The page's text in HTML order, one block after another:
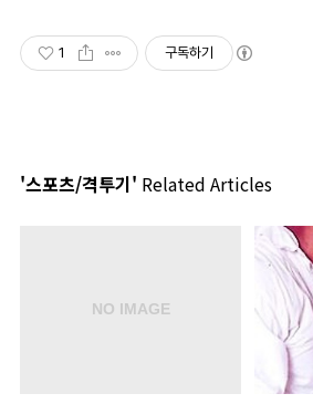
1 구독하기
'스포츠/격투기' Related Articles